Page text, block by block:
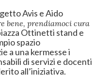
Avis e Aido
bene, prendiamoci cura
Ottinetti stand e
spazio
a una kermesse i
di servizi e docenti
all’iniziativa.